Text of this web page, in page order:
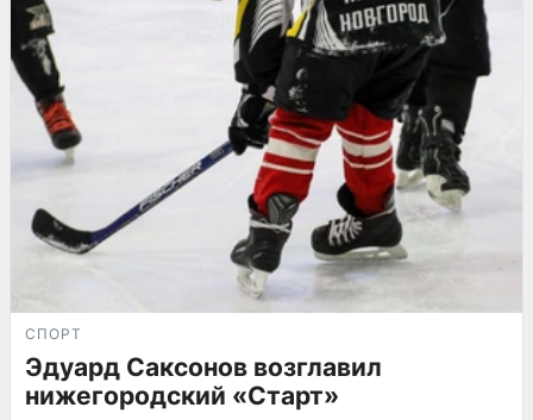
СПОРТ
Эдуард Саксонов возглавил
нижегородский «Старт»